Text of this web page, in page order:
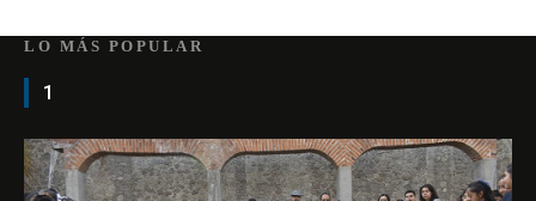
LO MÁS POPULAR
1